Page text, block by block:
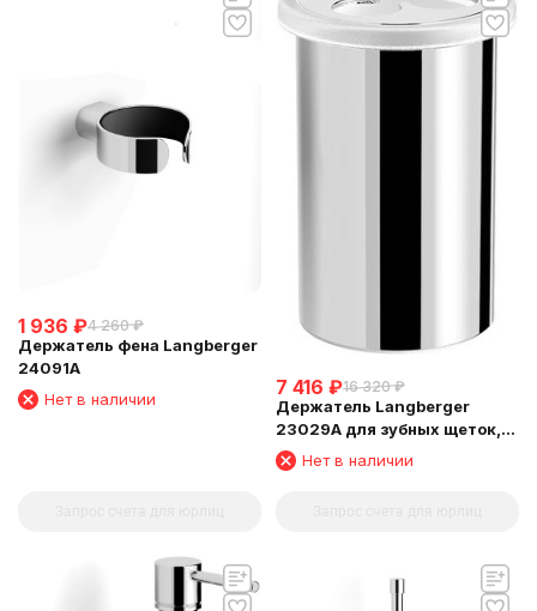
1 936 ₽4 260 ₽
Держатель фена Langberger
24091A
Нет в наличии
7 416 ₽16 320 ₽
Держатель Langberger
23029A для зубных щеток,
стеклянный стакан,
настольный
Нет в наличии